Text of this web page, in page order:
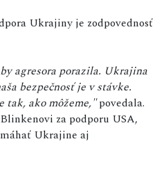
Ukrajiny je zodpovednosť
agresora porazila. Ukrajina
bezpečnosť je v stávke.
ako môžeme,"povedala.
za podporu USA,
Ukrajine aj